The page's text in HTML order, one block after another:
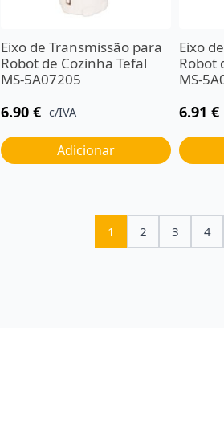
Eixo de Transmissão para
Robot de Cozinha Tefal
MS-5A07205
6.90 € c/IVA
Adicionar
Eixo
Robot
MS-
6.91€
1 2 3 4